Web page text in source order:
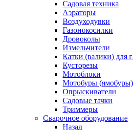
Садовая техника
Аэраторы
Воздуходувки
Газонокосилки
Дровоколы
Измельчители
Катки (валики) для
Кусторезы
Мотоблоки
Мотобуры (ямобуры)
Опрыскиватели
Садовые тачки
Триммеры
Сварочное оборудование
Назад